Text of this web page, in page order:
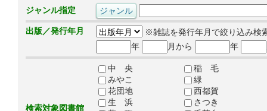
ジャンル指定
出版／発行年月
※雑誌を発行年月で絞り込み検
年
月から 年
検索対象図書館
中 央
稲 毛
みやこ
緑
花団地
西都賀
生 浜
さつき